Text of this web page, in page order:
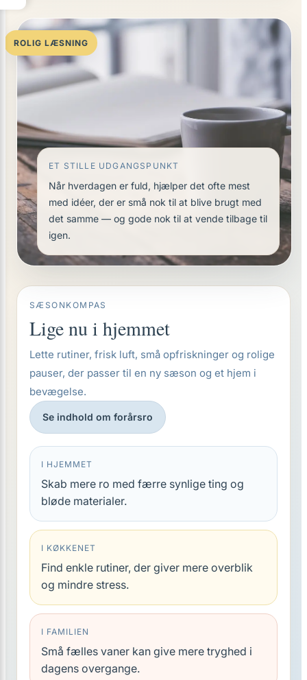
ROLIG LÆSNING
ET STILLE UDGANGSPUNKT
Når hverdagen er fuld, hjælper det ofte mest
med idéer, der er små nok til at blive brugt med
det samme — og gode nok til at vende tilbage til
igen.
SÆSONKOMPAS
Lige nu i hjemmet
Lette rutiner, frisk luft, små opfriskninger og rolige
pauser, der passer til en ny sæson og et hjem i
bevægelse.
Se indhold om forårsro
I HJEMMET
Skab mere ro med færre synlige ting og
bløde materialer.
I KØKKENET
Find enkle rutiner, der giver mere overblik
og mindre stress.
I FAMILIEN
Små fælles vaner kan give mere tryghed i
dagens overgange.